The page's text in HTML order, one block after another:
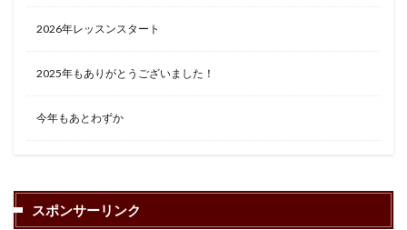
2026年レッスンスタート
2025年もありがとうございました！
今年もあとわずか
スポンサーリンク